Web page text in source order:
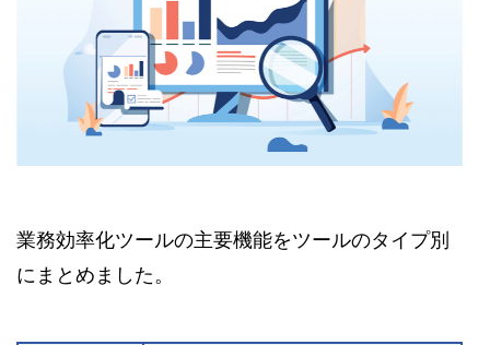
業務効率化ツールの主要機能をツールのタイプ別
にまとめました。